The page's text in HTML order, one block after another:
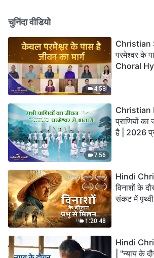
चुनिंदा वीडियो
4:58
Christian
परमेश्वर के
Choral
7:56
Christian
प्राणियों
है | 2026
1:20:48
Hindi
विनाशों के
संकट में
Hindi
| "न्याय के